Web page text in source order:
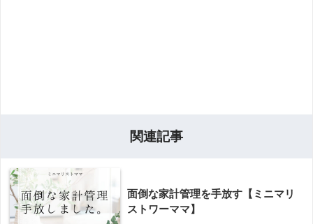
関連記事
面倒な家計管理を手放す【ミニマリ
ストワーママ】